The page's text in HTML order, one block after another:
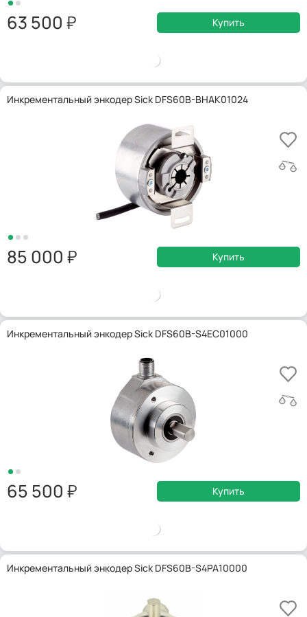
63 500 Купить
Инкрементальный энкодер Sick DFS60B-BHAK01024
85 000 Купить
Инкрементальный энкодер Sick DFS60B-S4EC01000
65 500 Купить
Инкрементальный энкодер Sick DFS60B-S4PA10000